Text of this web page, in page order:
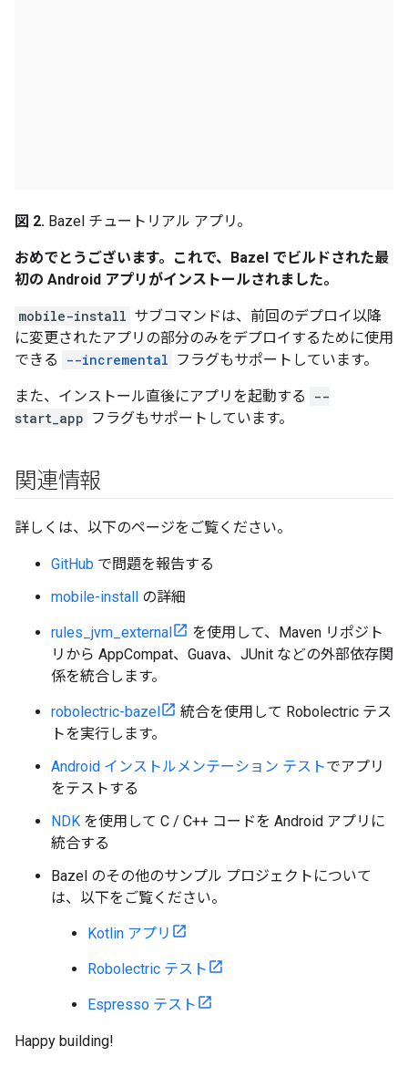
図 2. Bazel チュートリアル アプリ。
おめでとうございます。これで、Bazel でビルドされた最
初の Android アプリがインストールされました。
mobile-install サブコマンドは、前回のデプロイ以降
に変更されたアプリの部分のみをデプロイするために使用
できる
--incremental フラグもサポートしています。
また、インストール直後にアプリを起動する
--
start_app フラグもサポートしています。
関連情報
詳しくは、以下のページをご覧ください。
GitHub で問題を報告する
mobile-install の詳細
rules_jvm_external
を使用して、Maven リポジト
リから AppCompat、Guava、JUnit などの外部依存関
係を統合します。
robolectric-bazel
統合を使用して Robolectric テス
トを実行します。
Android インストルメンテーション テストでアプリ
をテストする
NDK を使用して C / C++ コードを Android アプリに
統合する
Bazel のその他のサンプル プロジェクトについて
は、以下をご覧ください。
Kotlin アプリ
Robolectric テスト
Espresso テスト
Happy building!